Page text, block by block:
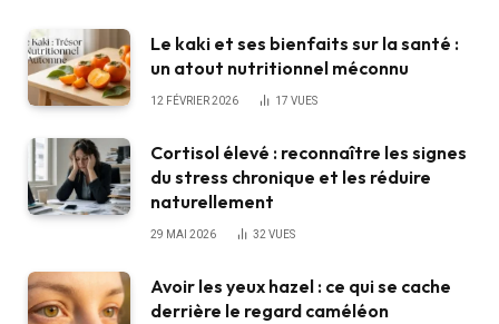
Le kaki et ses bienfaits sur la santé :
un atout nutritionnel méconnu
12 FÉVRIER 2026 17 VUES
Cortisol élevé : reconnaître les signes
du stress chronique et les réduire
naturellement
29 MAI 2026 32VUES
Avoir les yeux hazel : ce qui se cache
derrière le regard caméléon